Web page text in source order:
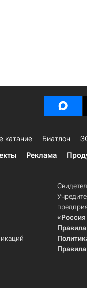
катание Биатлон
Реклама
«Россия